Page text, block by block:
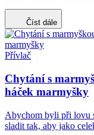
Číst dále
Přívlač
Chytání s
háček marmyšky
Abychom byli při lovu
sladit tak, aby jako